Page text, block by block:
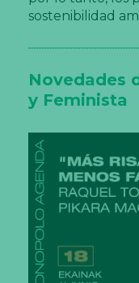
sostenibilidad
Novedades
y Feminista